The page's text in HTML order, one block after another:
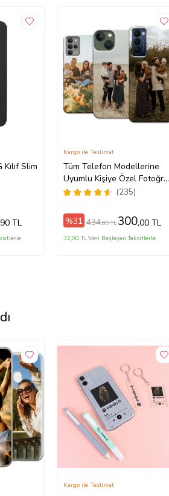
Slim
TL
Tüm Telefon Modellerine
Uyumlu Kişiye Özel Fotoğraf
Baskılı Telefon Kılıfı
(235)
Kargo ile Teslimat
%31 434,80 TL 300,00 TL
32,00 TL'den Başlayan Taksitlerle
Kargo ile Teslimat